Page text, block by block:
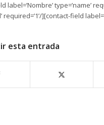
label=’Nombre’ type=’name’
required=’1’/][contact-field
esta entrada